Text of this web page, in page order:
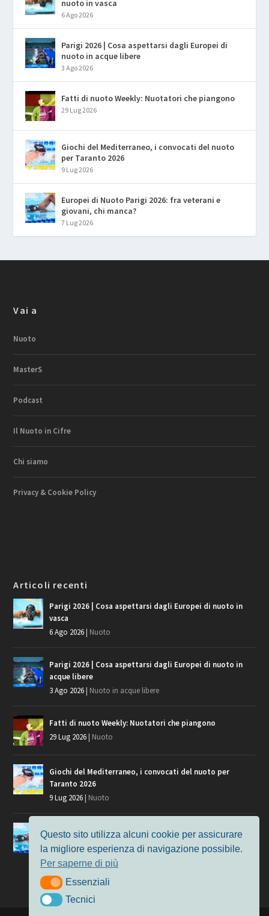
nuoto in vasca
6 Ago 2026
Parigi 2026 | Cosa aspettarsi dagli Europei di
nuoto in acque libere
3 Ago 2026
Fatti di nuoto Weekly: Nuotatori che piangono
29 Lug 2026
Giochi del Mediterraneo, i convocati del nuoto
per Taranto 2026
9 Lug 2026
Europei di Nuoto Parigi 2026: fra veterani e
giovani, chi manca?
7 Lug 2026
Vai a
Nuoto
MasterS
Podcast
Il Nuoto in Cifre
Chi siamo
Privacy & Cookie Policy
Articoli recenti
Parigi 2026 | Cosa aspettarsi dagli Europei di nuoto in
vasca
6 Ago 2026| Nuoto
Parigi 2026 | Cosa aspettarsi dagli Europei di nuoto in
acque libere
3 Ago 2026| Nuoto in acque libere
Fatti di nuoto Weekly: Nuotatori che piangono
29 Lug 2026| Nuoto
Giochi del Mediterraneo, i convocati del nuoto per
Taranto 2026
9 Lug 2026| Nuoto
Europei di Nuoto Parigi 2026: fra veterani e giovani, chi
7 Lug 2026
Nuoto
Questo sito utilizza alcuni cookie per assicurare
la migliore esperienza di navigazione possibile.
Per saperne di più
EssenzialiEssenziali
TecniciTecnici